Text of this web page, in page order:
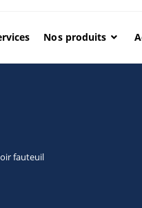
Nos produits
fauteuil